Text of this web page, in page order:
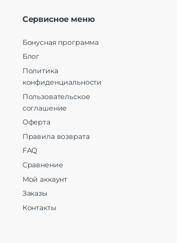
Сервисное меню
Бонусная программа
Блог
Политика
конфиденциальности
Пользовательское
соглашение
Оферта
Правила возврата
FAQ
Сравнение
Мой аккаунт
Заказы
Контакты